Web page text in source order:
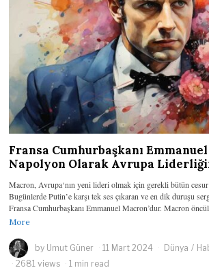
Fransa Cumhurbaşkanı
Napolyon Olarak Avrupa
Macron, Avrupa‘nın yeni lideri olmak için gerekli bütün cesur
Bugünlerde Putin’e karşı tek ses çıkaran ve en dik duruşu
Fransa Cumhurbaşkanı Emmanuel Macron’dur. Macron
More
by Umut Güner 11 Mart 2024 Dünya /
2681 views
1 min read